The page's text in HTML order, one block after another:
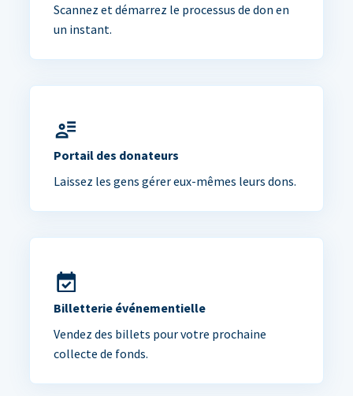
Scannez et démarrez le processus de don en
un instant.
Portail des donateurs
Laissez les gens gérer eux-mêmes leurs dons.
Billetterie événementielle
Vendez des billets pour votre prochaine
collecte de fonds.